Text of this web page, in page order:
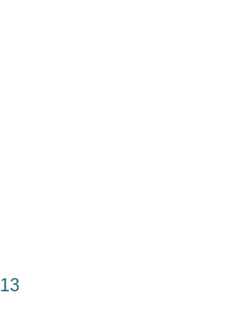
13